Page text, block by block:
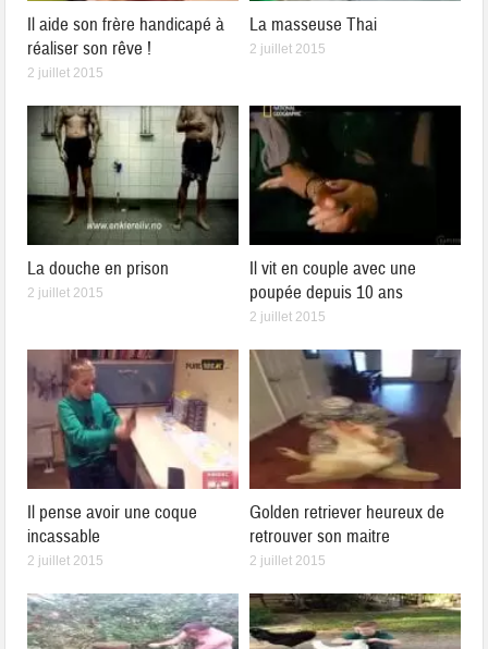
Il aide son frère handicapé à
réaliser son rêve !
2 juillet 2015
La masseuse Thai
2 juillet 2015
La douche en prison
2 juillet 2015
Il vit en couple avec une
poupée depuis 10 ans
2 juillet 2015
Il pense avoir une coque
incassable
2 juillet 2015
Golden retriever heureux de
retrouver son maitre
2 juillet 2015